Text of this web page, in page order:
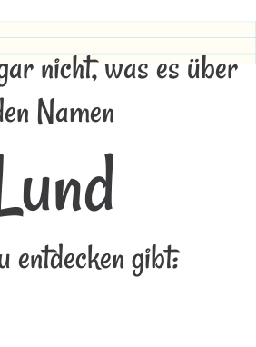
nicht, was es über
Namen
entdecken gibt: